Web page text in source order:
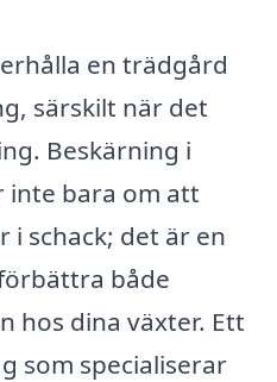
en trädgård
särskilt när det
Beskärning i
inte bara om att
i schack; det är en
både
hos dina växter. Ett
som specialiserar